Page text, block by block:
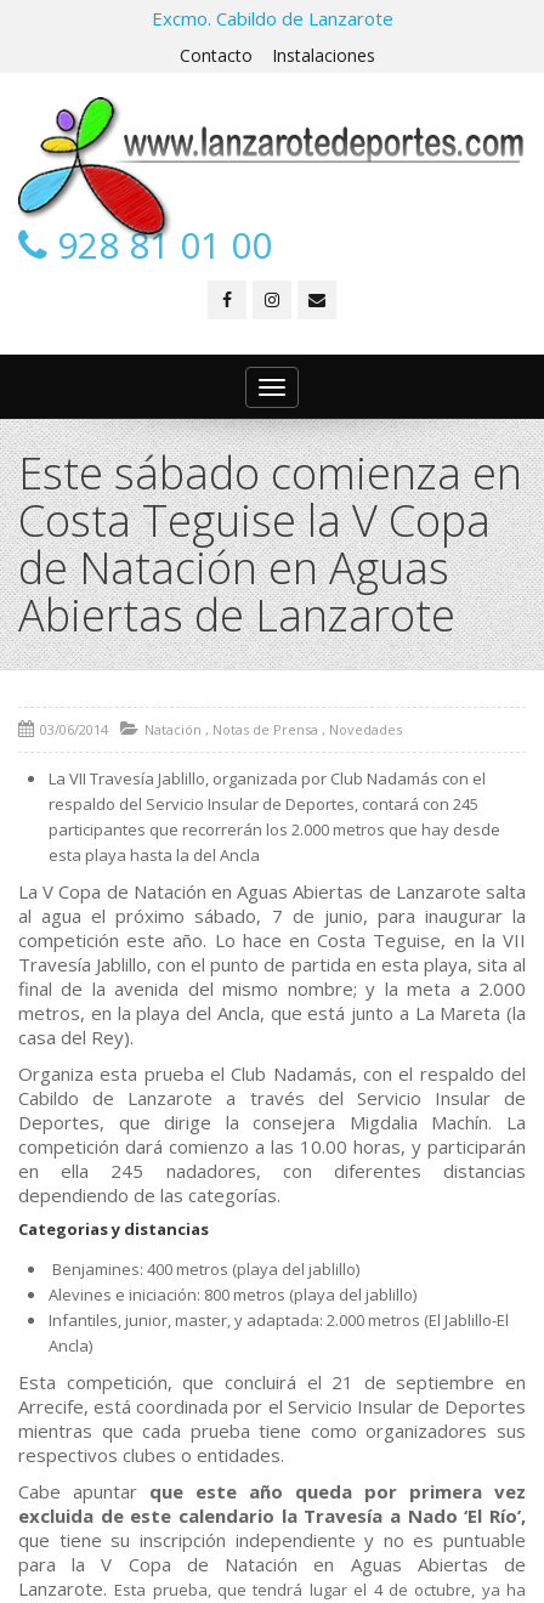
Excmo. Cabildo de Lanzarote
Contacto Instalaciones
928 81 01 00
Toggle
navigation
Este sábado comienza en
Costa Teguise la V Copa
de Natación en Aguas
Abiertas de Lanzarote
03/06/2014 Natación , Notas de Prensa , Novedades
La VII Travesía Jablillo, organizada por Club Nadamás con el
respaldo del Servicio Insular de Deportes, contará con 245
participantes que recorrerán los 2.000 metros que hay desde
esta playa hasta la del Ancla
La V Copa de Natación en Aguas Abiertas de Lanzarote salta
al agua el próximo sábado, 7 de junio, para inaugurar la
competición este año. Lo hace en Costa Teguise, en la VII
Travesía Jablillo, con el punto de partida en esta playa, sita al
final de la avenida del mismo nombre; y la meta a 2.000
metros, en la playa del Ancla, que está junto a La Mareta (la
casa del Rey).
Organiza esta prueba el Club Nadamás, con el respaldo del
Cabildo de Lanzarote a través del Servicio Insular de
Deportes, que dirige la consejera Migdalia Machín. La
competición dará comienzo a las 10.00 horas, y participarán
en ella 245 nadadores, con diferentes distancias
dependiendo de las categorías.
Categorias y distancias
Benjamines: 400 metros (playa del jablillo)
Alevines e iniciación: 800 metros (playa del jablillo)
Infantiles, junior, master, y adaptada: 2.000 metros (El Jablillo-El
Ancla)
Esta competición, que concluirá el 21 de septiembre en
Arrecife, está coordinada por el Servicio Insular de Deportes
mientras que cada prueba tiene como organizadores sus
respectivos clubes o entidades.
Cabe apuntar que este año queda por primera vez
excluida de este calendario la Travesía a Nado ‘El Río’,
que tiene su inscripción independiente y no es puntuable
para la V Copa de Natación en Aguas Abiertas de
Lanzarote. Esta prueba, que tendrá lugar el 4 de octubre, ya ha